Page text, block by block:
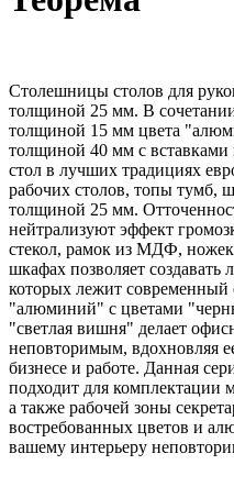
Столешницы столов для
толщиной 25 мм. В
толщиной 15 мм цвета
толщиной 40 мм с
стол в лучших традициях
рабочих столов, топы
толщиной 25 мм.
нейтрализуют эффект
стекол, рамок из МДФ,
шкафах позволяет создавать
которых лежит современный
"алюминий" с цветами
"светлая вишня" делает
неповторимым, вдохновляя
бизнесе и работе. Данная
подходит для комплектации
а также рабочей зоны
востребованных цветов и
вашему интерьеру